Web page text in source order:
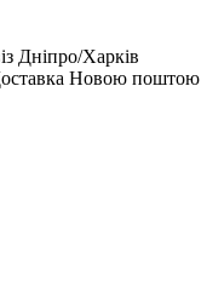
Дніпро/Харків
Новою поштою